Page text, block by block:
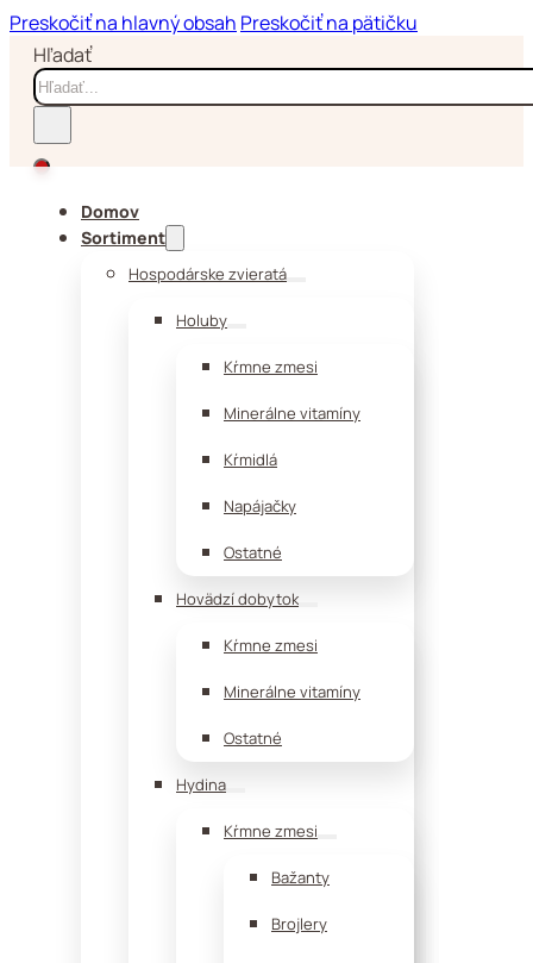
Preskočiť na hlavný obsah Preskočiť na pätičku
Hľadať
Domov
Sortiment
Hospodárske zvieratá
Holuby
Kŕmne zmesi
Minerálne vitamíny
Kŕmidlá
Napájačky
Ostatné
Hovädzí dobytok
Kŕmne zmesi
Minerálne vitamíny
Ostatné
Hydina
Kŕmne zmesi
Bažanty
Brojlery